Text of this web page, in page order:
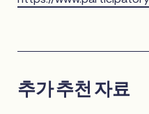
추가 추천 자료